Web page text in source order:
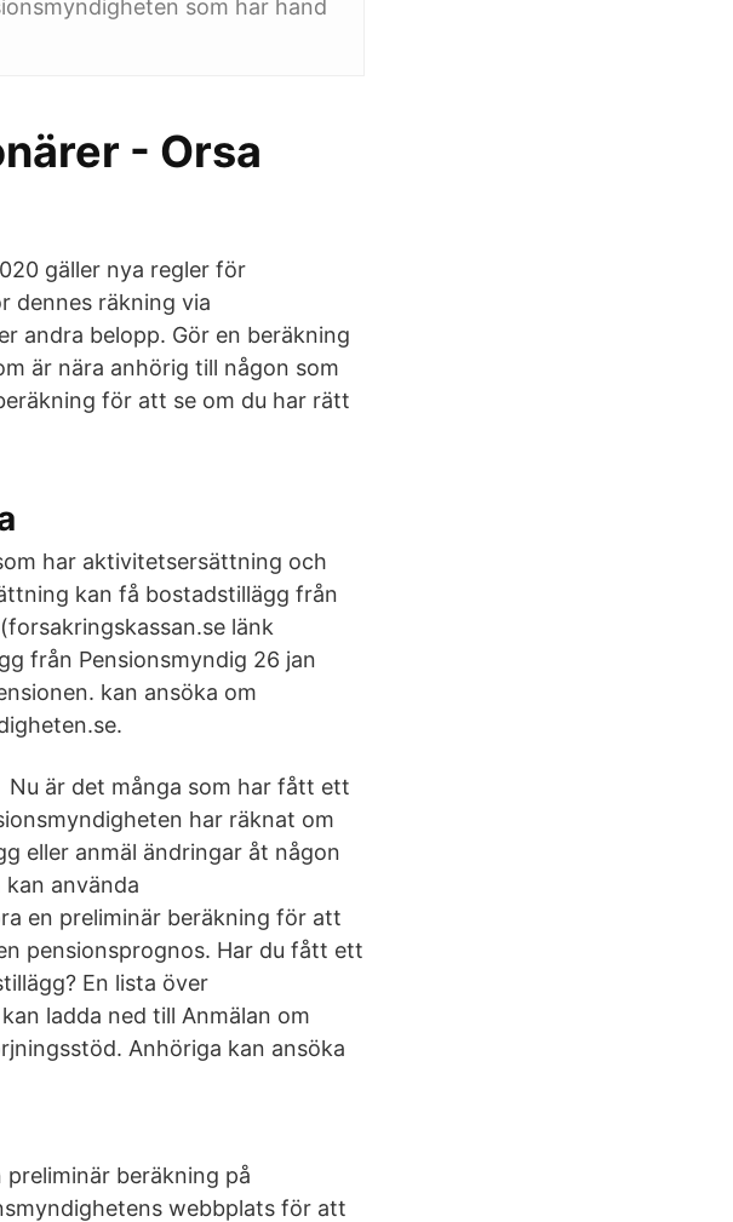
som har hand
- Orsa
gäller nya regler för
dennes räkning via
andra belopp. Gör en beräkning
är nära anhörig till någon som
för att se om du har rätt
har aktivitetsersättning och
kan få bostadstillägg från
länk
från Pensionsmyndig 26 jan
kan ansöka om
är det många som har fått ett
har räknat om
eller anmäl ändringar åt någon
kan använda
en preliminär beräkning för att
pensionsprognos. Har du fått ett
En lista över
ladda ned till Anmälan om
Anhöriga kan ansöka
preliminär beräkning på
webbplats för att